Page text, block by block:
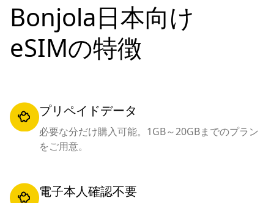
Bonjola日本向け
eSIMの特徴
プリペイドデータ
必要な分だけ購入可能。1GB～20GBまでのプラン
をご用意。
電子本人確認不要